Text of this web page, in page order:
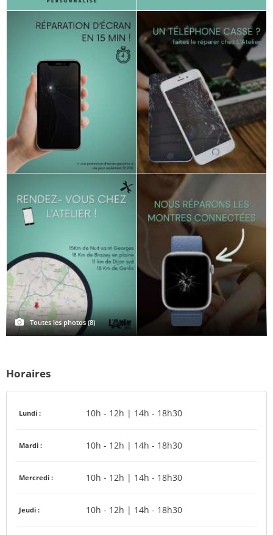
Toutes les photos (8)
Horaires
Lundi : 10h - 12h | 14h - 18h30
Mardi : 10h - 12h | 14h - 18h30
Mercredi : 10h - 12h | 14h - 18h30
Jeudi : 10h - 12h | 14h - 18h30